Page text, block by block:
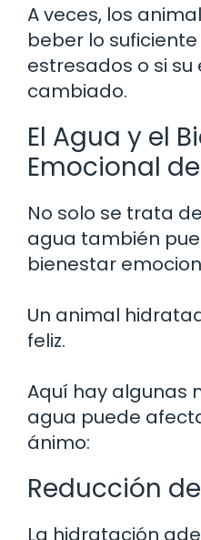
A veces, los
beber lo
estresados o si su
cambiado.
El Agua y el
Emocional
No solo se trata
agua también
bienestar
Un animal
feliz.
Aquí hay algunas
agua puede
ánimo:
Reducción
La hidratación